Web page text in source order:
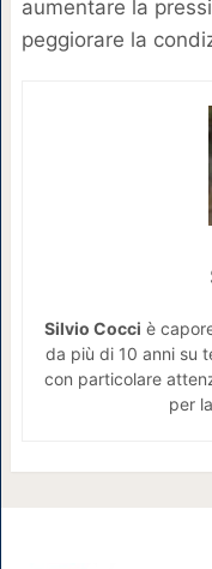
aumentare la
peggiorare la
Silvio Cocci è
da più di 10 anni su
con particolare
per